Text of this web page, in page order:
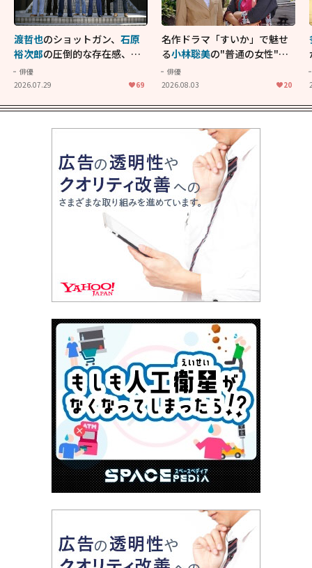
渡哲也のショットガン、 石原
裕次郎の圧倒的な存在感、 舘
ひろし
ン！"大門軍団"のカッコよさ
II」
俳優
2026.07.29
69
名作ドラマ「すいか」で魅せ
る小林聡美の"普通の女性"が
大人に刺さる...映画「かもめ
食堂」にも通じる静かな芝居
俳優
2026.08.03
20